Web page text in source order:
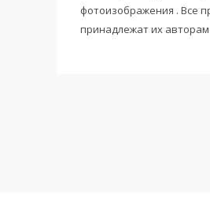
фотоизображения . Все
принадлежат их